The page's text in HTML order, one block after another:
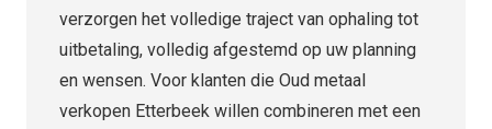
verzorgen het volledige traject van ophaling tot
uitbetaling, volledig afgestemd op uw planning
en wensen. Voor klanten die Oud metaal
verkopen Etterbeek willen combineren met een